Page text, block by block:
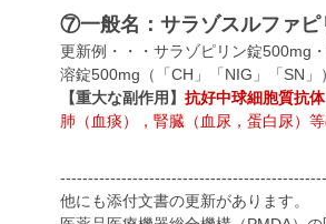
⑦一般名：サラゾスルファピ
更新例・・・サラゾピリン錠500mg
溶錠500mg（「CH」「NIG」「SN」）
【重大な副作用】 抗好中球細胞質抗
肺（血痰），腎臓（血尿，蛋白尿）
他にも添付文書の更新があります。